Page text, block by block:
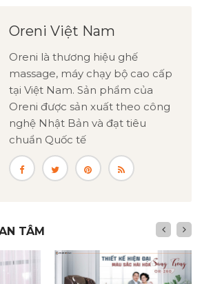
Oreni Việt Nam
Oreni là thương hiệu ghế
massage, máy chạy bộ cao cấp
tại Việt Nam. Sản phẩm của
Oreni được sản xuất theo công
nghệ Nhật Bản và đạt tiêu
chuẩn Quốc tế
TÂM